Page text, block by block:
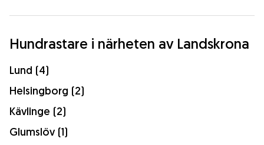
Hundrastare i närheten av Landskrona
Lund (4)
Helsingborg (2)
Kävlinge (2)
Glumslöv (1)